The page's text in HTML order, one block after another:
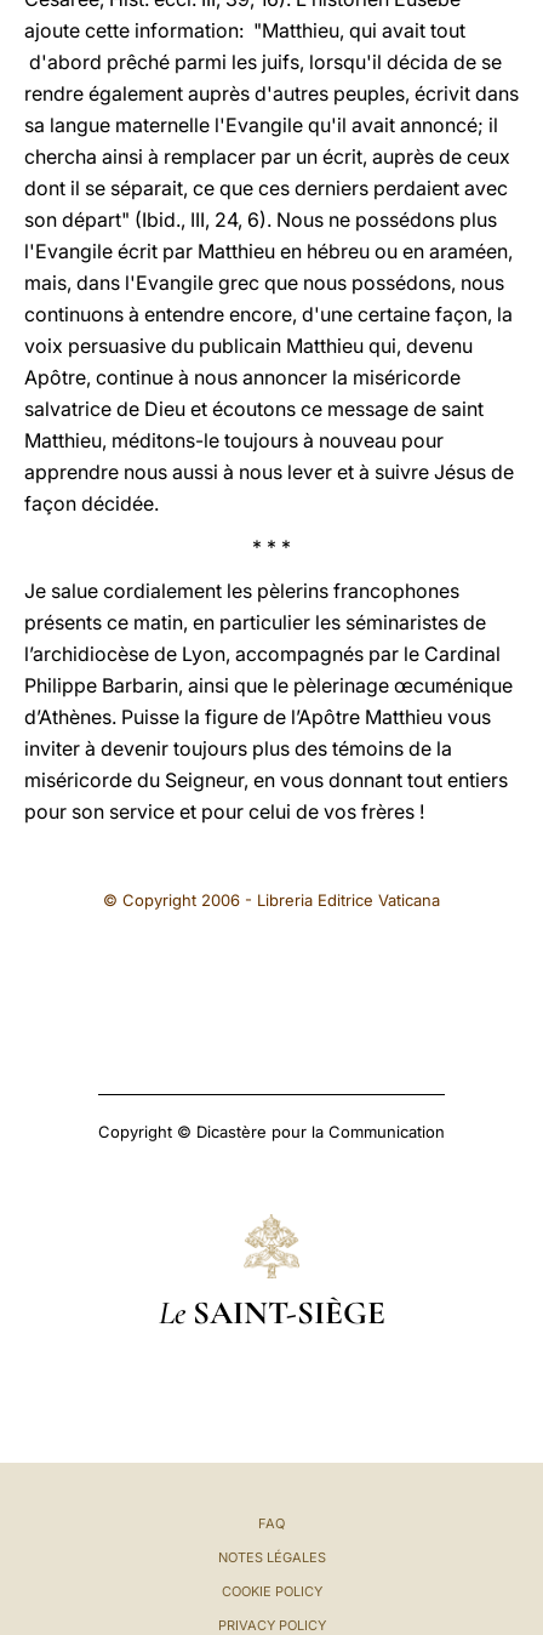
ajoute cette information: "Matthieu, qui avait tout
d'abord prêché parmi les juifs, lorsqu'il décida de se
rendre également auprès d'autres peuples, écrivit dans
sa langue maternelle l'Evangile qu'il avait annoncé; il
chercha ainsi à remplacer par un écrit, auprès de ceux
dont il se séparait, ce que ces derniers perdaient avec
son départ" (Ibid., III, 24, 6). Nous ne possédons plus
l'Evangile écrit par Matthieu en hébreu ou en araméen,
mais, dans l'Evangile grec que nous possédons, nous
continuons à entendre encore, d'une certaine façon, la
voix persuasive du publicain Matthieu qui, devenu
Apôtre, continue à nous annoncer la miséricorde
salvatrice de Dieu et écoutons ce message de saint
Matthieu, méditons-le toujours à nouveau pour
apprendre nous aussi à nous lever et à suivre Jésus de
façon décidée.
* * *
Je salue cordialement les pèlerins francophones
présents ce matin, en particulier les séminaristes de
l’archidiocèse de Lyon, accompagnés par le Cardinal
Philippe Barbarin, ainsi que le pèlerinage œcuménique
d’Athènes. Puisse la figure de l’Apôtre Matthieu vous
inviter à devenir toujours plus des témoins de la
miséricorde du Seigneur, en vous donnant tout entiers
pour son service et pour celui de vos frères !
© Copyright 2006 - Libreria Editrice Vaticana
Copyright © Dicastère pour la Communication
Le SAINT-SIÈGE
FAQ
NOTES LÉGALES
COOKIE POLICY
PRIVACY POLICY